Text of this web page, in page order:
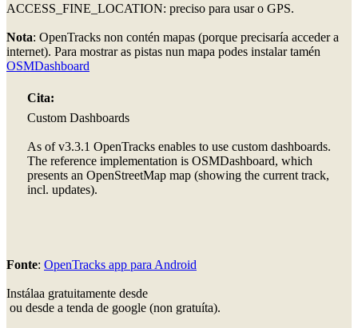
ACCESS_FINE_LOCATION: preciso para usar o GPS.
Nota: OpenTracks non contén mapas (porque precisaría acceder a
internet). Para mostrar as pistas nun mapa podes instalar tamén
OSMDashboard
Cita:
Custom Dashboards
As of v3.3.1 OpenTracks enables to use custom dashboards.
The reference implementation is OSMDashboard, which
presents an OpenStreetMap map (showing the current track,
incl. updates).
Fonte: OpenTracks app para Android
Instálaa gratuitamente desde
ou desde a tenda de google (non gratuíta).